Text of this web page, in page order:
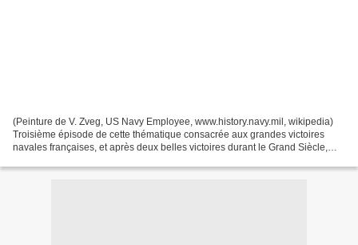
(Peinture de V. Zveg, US Navy Employee, www.history.navy.mil, wikipedia)
Troisième épisode de cette thématique consacrée aux grandes victoires
navales françaises, et après deux belles victoires durant le Grand Siècle,